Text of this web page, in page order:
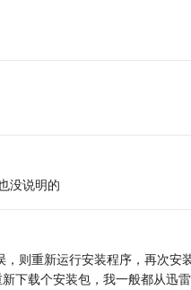
没说明的
则重新运行安装程序，再次安
下载个安装包，我一般都从迅雷